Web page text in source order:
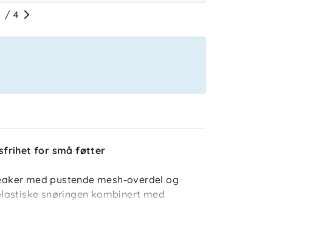
/ 4
for små føtter
med pustende mesh-overdel og
snøringen kombinert med